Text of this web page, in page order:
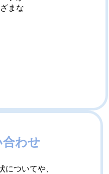
まな
合わせ
についてや、